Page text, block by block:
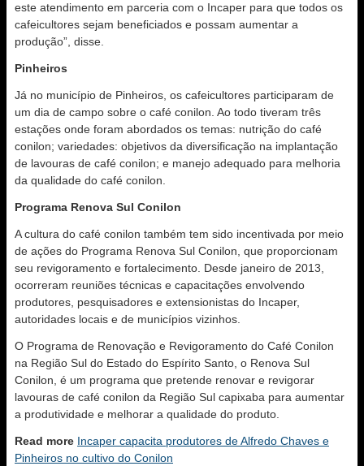
este atendimento em parceria com o Incaper para que todos os
cafeicultores sejam beneficiados e possam aumentar a
produção”, disse.
Pinheiros
Já no município de Pinheiros, os cafeicultores participaram de
um dia de campo sobre o café conilon. Ao todo tiveram três
estações onde foram abordados os temas: nutrição do café
conilon; variedades: objetivos da diversificação na implantação
de lavouras de café conilon; e manejo adequado para melhoria
da qualidade do café conilon.
Programa Renova Sul Conilon
A cultura do café conilon também tem sido incentivada por meio
de ações do Programa Renova Sul Conilon, que proporcionam
seu revigoramento e fortalecimento. Desde janeiro de 2013,
ocorreram reuniões técnicas e capacitações envolvendo
produtores, pesquisadores e extensionistas do Incaper,
autoridades locais e de municípios vizinhos.
O Programa de Renovação e Revigoramento do Café Conilon
na Região Sul do Estado do Espírito Santo, o Renova Sul
Conilon, é um programa que pretende renovar e revigorar
lavouras de café conilon da Região Sul capixaba para aumentar
a produtividade e melhorar a qualidade do produto.
Read more Incaper capacita produtores de Alfredo Chaves e
Pinheiros no cultivo do Conilon